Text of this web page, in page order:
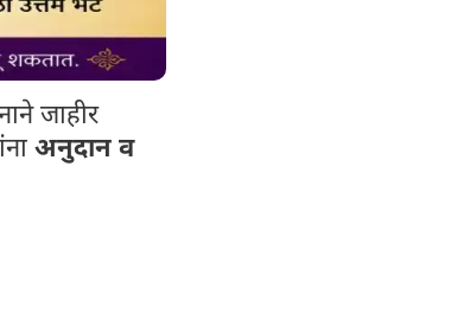
जाहीर
अनुदान व